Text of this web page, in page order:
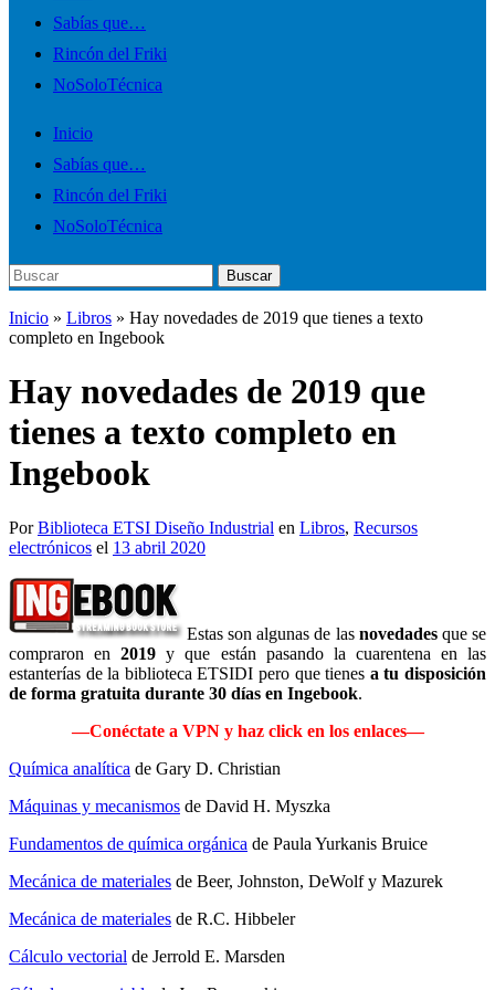
menú
móvil
Sabías que…
Rincón del Friki
NoSoloTécnica
Inicio
Sabías que…
Rincón del Friki
NoSoloTécnica
Buscar: Buscar
Inicio » Libros » Hay novedades de 2019 que tienes a texto
completo en Ingebook
Hay novedades de 2019 que
tienes a texto completo en
Ingebook
PorBiblioteca ETSI Diseño Industrial en Libros, Recursos
electrónicos el 13 abril 2020
Estas son algunas de las novedadesque se
compraron en2019 y que están pasando la cuarentena en las
estanterías de la biblioteca ETSIDI pero que tienes a tu disposición
de forma gratuita durante 30 días en Ingebook.
—Conéctate a VPN y haz click en los enlaces—
Química analítica de Gary D. Christian
Máquinas y mecanismos de David H. Myszka
Fundamentos de química orgánica de Paula Yurkanis Bruice
Mecánica de materiales de Beer, Johnston, DeWolf y Mazurek
Mecánica de materiales de R.C. Hibbeler
Cálculo vectorial de Jerrold E. Marsden